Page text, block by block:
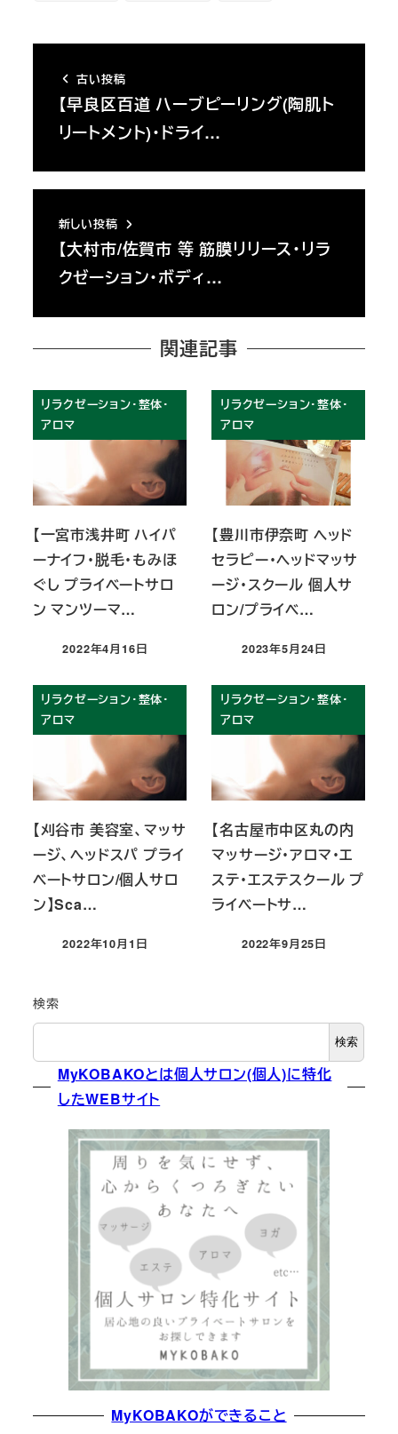
古い投稿
【早良区百道 ハーブピーリング(陶肌ト
リートメント)・ドライ…
新しい投稿
【大村市/佐賀市 等 筋膜リリース・リラ
クゼーション・ボディ…
関連記事
リラクゼーション・整体・
アロマ
【一宮市浅井町 ハイパ
ーナイフ・脱毛・もみほ
ぐし プライベートサロ
ン マンツーマ…
投稿日
2022年4月16日
リラクゼーション・整体・
アロマ
【豊川市伊奈町 ヘッド
セラピー・ヘッドマッサ
ージ・スクール 個人サ
ロン/プライベ…
投稿日
2023年5月24日
リラクゼーション・整体・
アロマ
【刈谷市 美容室、マッサ
ージ、ヘッドスパ プライ
ベートサロン/個人サロ
ン】Sca…
投稿日
2022年10月1日
リラクゼーション・整体・
アロマ
【名古屋市中区丸の内
マッサージ・アロマ・エ
ステ・エステスクール プ
ライベートサ…
投稿日
2022年9月25日
検索
検索
MyKOBAKOとは個人サロン(個人)に特化
したWEBサイト
MyKOBAKOができること